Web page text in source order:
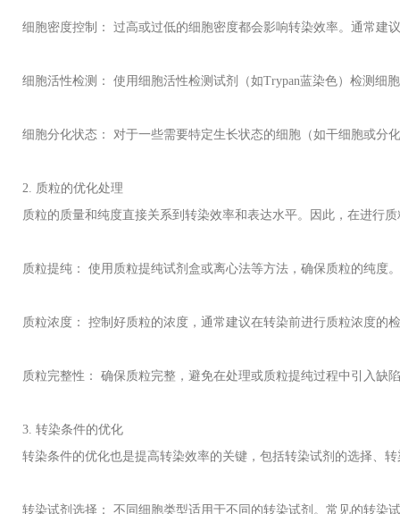
细胞密度控制： 过高或过低的细胞密度都会影响转染效率。通常建
细胞活性检测： 使用细胞活性检测试剂（如Trypan蓝染色）检测细
细胞分化状态： 对于一些需要特定生长状态的细胞（如干细胞或分
2. 质粒的优化处理
质粒的质量和纯度直接关系到转染效率和表达水平。因此，在进行
质粒提纯： 使用质粒提纯试剂盒或离心法等方法，确保质粒的纯度
质粒浓度： 控制好质粒的浓度，通常建议在转染前进行质粒浓度的
质粒完整性： 确保质粒完整，避免在处理或质粒提纯过程中引入缺
3. 转染条件的优化
转染条件的优化也是提高转染效率的关键，包括转染试剂的选择、
转染试剂选择： 不同细胞类型适用于不同的转染试剂。常见的转染